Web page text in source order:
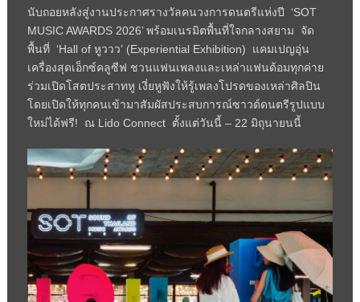
นับถอยหลังสู่งานประกาศรางวัลคนวงการดนตรีแห่งปี ‘SOT
MUSIC AWARDS 2026’ พร้อมเนรมิตพื้นที่ใจกลางสยาม จัด
พื้นที่ ‘Hall of หูววว’ (Experiential Exhibition) แคมเปญอุ่น
เครื่องสุดเอ็กซ์คลูซีฟ ชวนแฟนเพลงและเหล่าแฟนด้อมทุกค่าย
ร่วมเปิดโสตประสาทหู เงี่ยหูฟังให้รู้เพลงโปรดของเหล่าศิลปิน
โดยเปิดให้ทุกคนเข้ามาสัมผัสประสบการณ์ซาวด์ดนตรีรูปแบบ
ใหม่ได้ฟรี! ณ Lido Connect ตั้งแต่วันนี้ – 22 มิถุนายนนี้